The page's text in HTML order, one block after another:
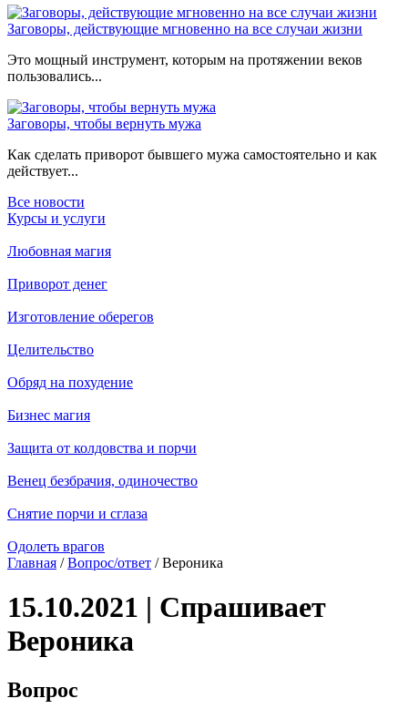
Заговоры, действующие мгновенно на все случаи жизни
Это мощный инструмент, которым на протяжении веков
пользовались...
Заговоры, чтобы вернуть мужа
Как сделать приворот бывшего мужа самостоятельно и как
действует...
Все новости
Курсы и услуги
Любовная магия
Приворот денег
Изготовление оберегов
Целительство
Обряд на похудение
Бизнес магия
Защита от колдовства и порчи
Венец безбрачия, одиночество
Снятие порчи и сглаза
Одолеть врагов
Главная /Вопрос/ответ / Вероника
15.10.2021 | Спрашивает
Вероника
Вопрос